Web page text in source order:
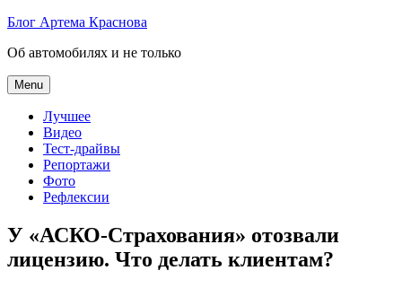
Skip
content
Блог Артема Краснова
Об автомобилях и не только
Menu
Лучшее
Видео
Тест-драйвы
Репортажи
Фото
Рефлексии
У «АСКО-Страхования» отозвали
лицензию. Что делать клиентам?